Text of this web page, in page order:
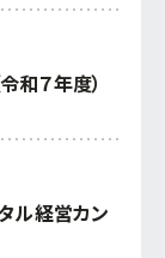
和７年度）
ル経営カン